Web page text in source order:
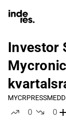
Investor
MYCR
0
0